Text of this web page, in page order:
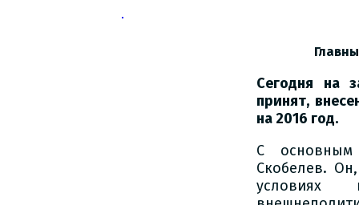
Сегодня на
принят,
на 2016 год.
С основным
Скобелев.
условиях